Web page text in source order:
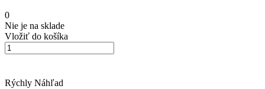
0
Nie je na sklade
Vložiť do košíka
Rýchly Náhľad